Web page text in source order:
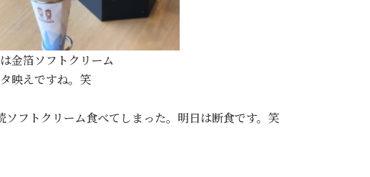
金箔ソフトクリーム
映えですね。笑
ソフトクリーム食べてしまった。明日は断食です。笑